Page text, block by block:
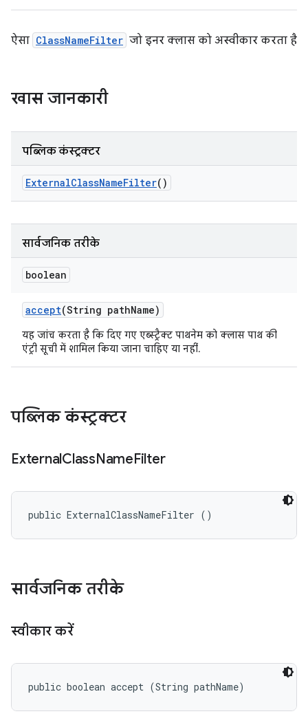
ऐसा ClassNameFilter जो इनर क्लास को अस्वीकार करता है
खास जानकारी
पब्लिक कंस्ट्रक्टर
ExternalClassNameFilter()
सार्वजनिक तरीके
boolean
accept(String pathName)
यह जांच करता है कि दिए गए एब्स्ट्रैक्ट पाथनेम को क्लास पाथ की
एंट्री सूची में शामिल किया जाना चाहिए या नहीं.
पब्लिक कंस्ट्रक्टर
ExternalClassNameFilter
public ExternalClassNameFilter ()
सार्वजनिक तरीके
स्वीकार करें
public boolean accept (String pathName)